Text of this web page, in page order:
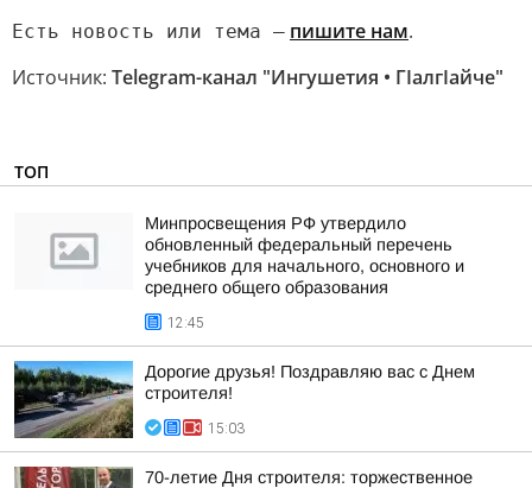
Есть новость или тема — пишите нам.
Источник: Telegram-канал "Ингушетия • ГIалгIайче"
ТОП
Минпросвещения РФ утвердило
обновленный федеральный перечень
учебников для начального, основного и
среднего общего образования
12:45
Дорогие друзья! Поздравляю вас с Днем
строителя!
15:03
70-летие Дня строителя: торжественное